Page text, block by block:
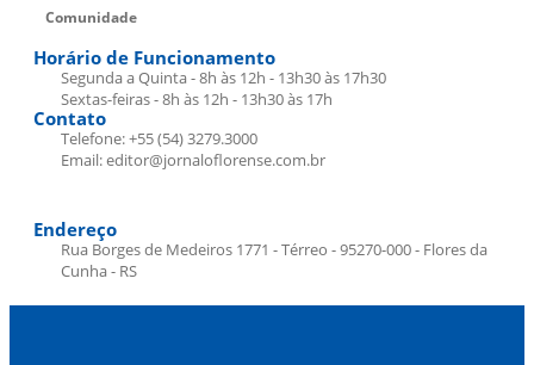
Comunidade
Horário de Funcionamento
Segunda a Quinta - 8h às 12h - 13h30 às 17h30
Sextas-feiras - 8h às 12h - 13h30 às 17h
Contato
Telefone: +55 (54) 3279.3000
Email: editor@jornaloflorense.com.br
Endereço
Rua Borges de Medeiros 1771 - Térreo - 95270-000 - Flores da
Cunha - RS